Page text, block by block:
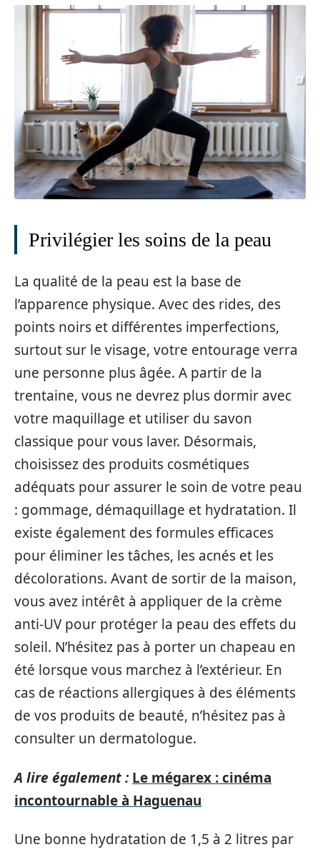
Privilégier les soins de la peau
La qualité de la peau est la base de
l’apparence physique. Avec des rides, des
points noirs et différentes imperfections,
surtout sur le visage, votre entourage verra
une personne plus âgée. A partir de la
trentaine, vous ne devrez plus dormir avec
votre maquillage et utiliser du savon
classique pour vous laver. Désormais,
choisissez des produits cosmétiques
adéquats pour assurer le soin de votre peau
: gommage, démaquillage et hydratation. Il
existe également des formules efficaces
pour éliminer les tâches, les acnés et les
décolorations. Avant de sortir de la maison,
vous avez intérêt à appliquer de la crème
anti-UV pour protéger la peau des effets du
soleil. N’hésitez pas à porter un chapeau en
été lorsque vous marchez à l’extérieur. En
cas de réactions allergiques à des éléments
de vos produits de beauté, n’hésitez pas à
consulter un dermatologue.
A lire également : Le mégarex : cinéma
incontournable à Haguenau
Une bonne hydratation de 1,5 à 2 litres par